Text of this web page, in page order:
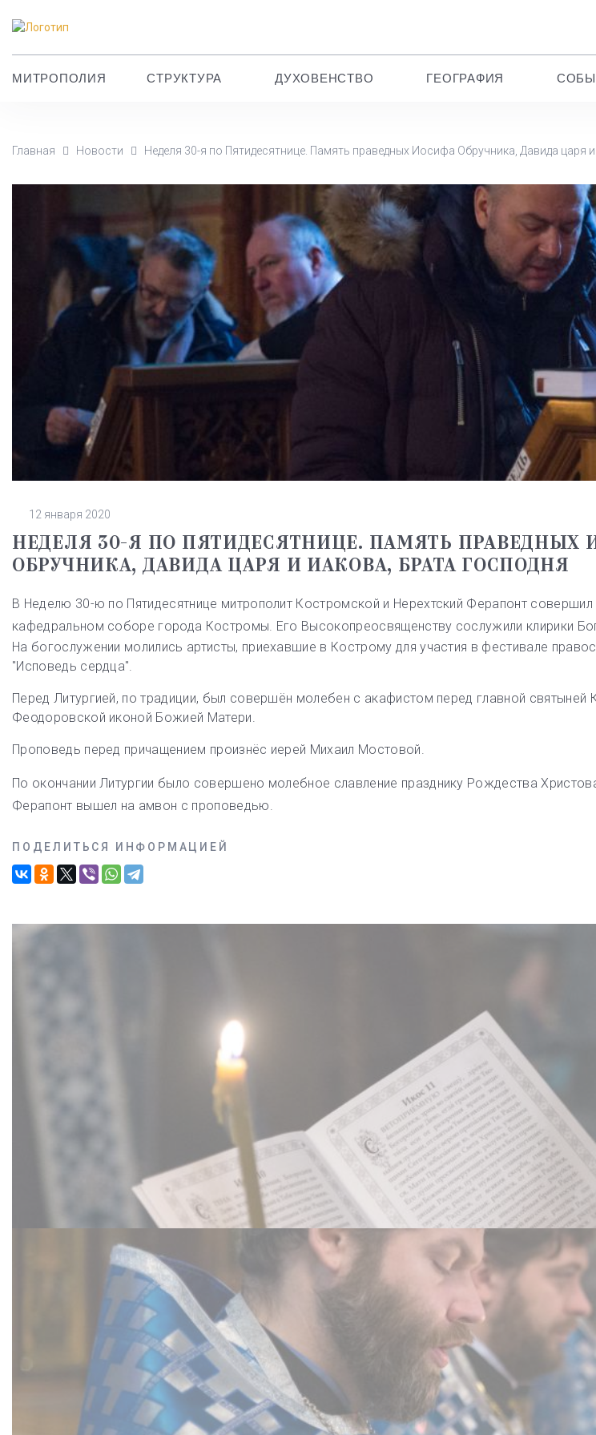
МИТРОПОЛИЯ СТРУКТУРА ДУХОВЕНСТВО ГЕОГРАФИЯ
Главная Новости Неделя 30-я по Пятидесятнице. Память праведных Иосифа Обручника, Давида царя
12 января 2020
НЕДЕЛЯ 30-Я ПО ПЯТИДЕСЯТНИЦЕ. ПАМЯТЬ ПРАВЕДНЫХ
ОБРУЧНИКА, ДАВИДА ЦАРЯ И ИАКОВА, БРАТА ГОСПОДНЯ
В Неделю 30-ю по Пятидесятнице митрополит Костромской и Нерехтский Ферапонт
кафедральном соборе города Костромы. Его Высокопреосвященству сослужили клирики
На богослужении молились артисты, приехавшие в Кострому для участия в фестивале
"Исповедь сердца".
Перед Литургией, по традиции, был совершён молебен с акафистом перед главной святыней
Феодоровской иконой Божией Матери.
Проповедь перед причащением произнёс иерей Михаил Мостовой.
По окончании Литургии было совершено молебное славление празднику Рождества
Ферапонт вышел на амвон с проповедью.
ПОДЕЛИТЬСЯ ИНФОРМАЦИЕЙ